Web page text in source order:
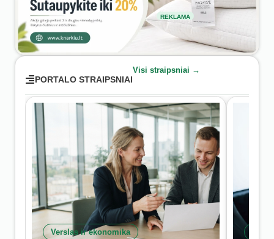
REKLAMA
PORTALO STRAIPSNIAI
Visi straipsniai →
Verslas ir ekonomika